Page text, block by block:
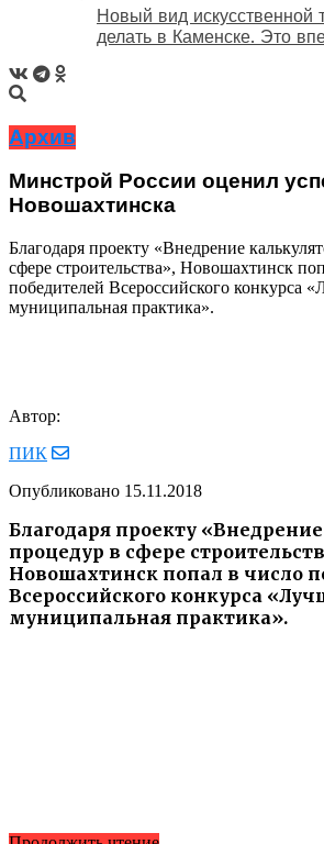
Новый вид искусственной
делать в Каменске. Это
Архив
Минстрой России оценил
Новошахтинска
Благодаря проекту «Внедрение
сфере строительства», Новошахтинск
победителей Всероссийского конкурса
муниципальная практика».
Автор:
ПИК
Опубликовано 15.11.2018
Благодаря проекту
процедур в сфере
Новошахтинск попал в число
Всероссийского конкурса
муниципальная практика».